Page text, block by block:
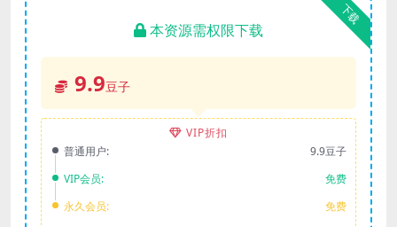
下载
本资源需权限下载
9.9豆子
VIP折扣
普通用户:
9.9豆子
VIP会员:
免费
永久会员:
免费